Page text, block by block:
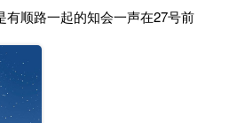
有顺路一起的知会一声在27号前